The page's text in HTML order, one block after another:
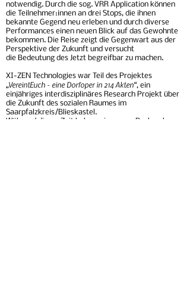
notwendig. Durch die sog. VRR Application können
die Teilnehmer:innen an drei Stops, die ihnen
bekannte Gegend neu erleben und durch diverse
Performances einen neuen Blick auf das Gewohnte
bekommen. Die Reise zeigt die Gegenwart aus der
Perspektive der Zukunft und versucht
die Bedeutung des Jetzt begreifbar zu machen.
XI-ZEN Technologies war Teil des Projektes
„VereintEuch - eine Dorfoper in 214 Akten“, ein
einjähriges interdisziplinäres Research Projekt über
die Zukunft des sozialen Raumes im
Saarpfalzkreis/Blieskastel.
Während dieser Zeit haben wir unsere Recherchen